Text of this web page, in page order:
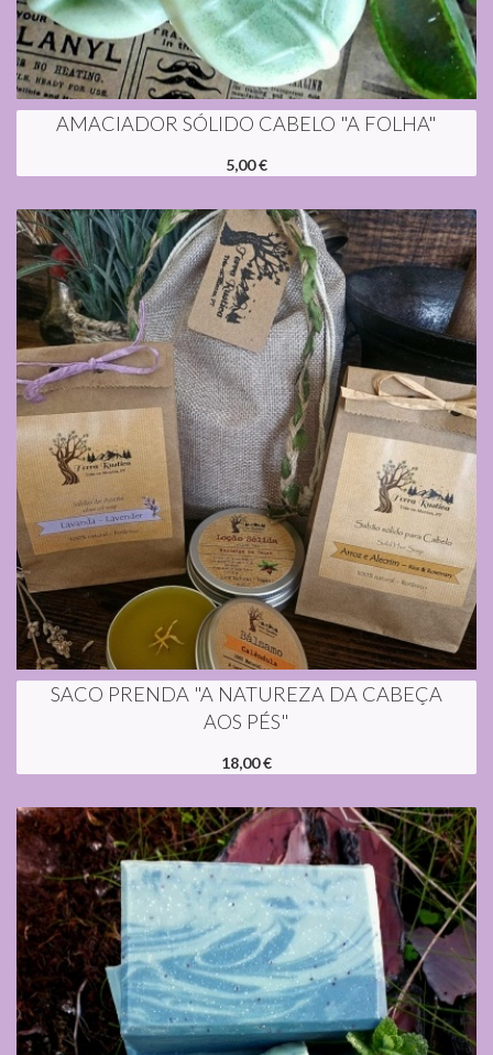
AMACIADOR SÓLIDO CABELO "A FOLHA"
5,00 €
SACO PRENDA "A NATUREZA DA CABEÇA
AOS PÉS"
18,00 €